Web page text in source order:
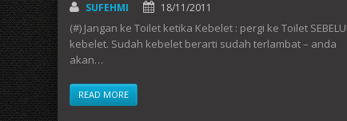
SUFEHMI 18/11/2011
(#) Jangan ke Toilet ketika Kebelet : pergi ke Toilet
kebelet. Sudah kebelet berarti sudah terlambat – anda
akan…
READ MORE